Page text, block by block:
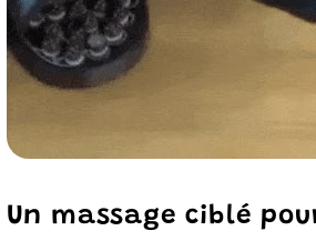
Un massage ciblé